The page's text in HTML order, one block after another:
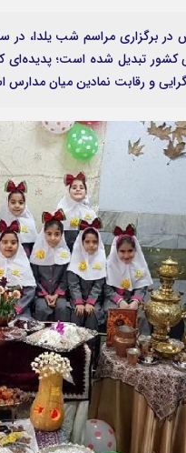
مراسم شب یلدا، در
کشور تبدیل شده است؛
و رقابت نمادین میان